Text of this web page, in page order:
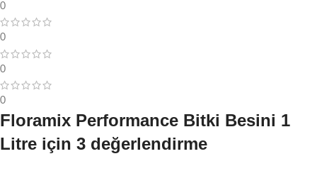
0
0
0
0
Floramix Performance Bitki Besini 1
Litre için 3 değerlendirme